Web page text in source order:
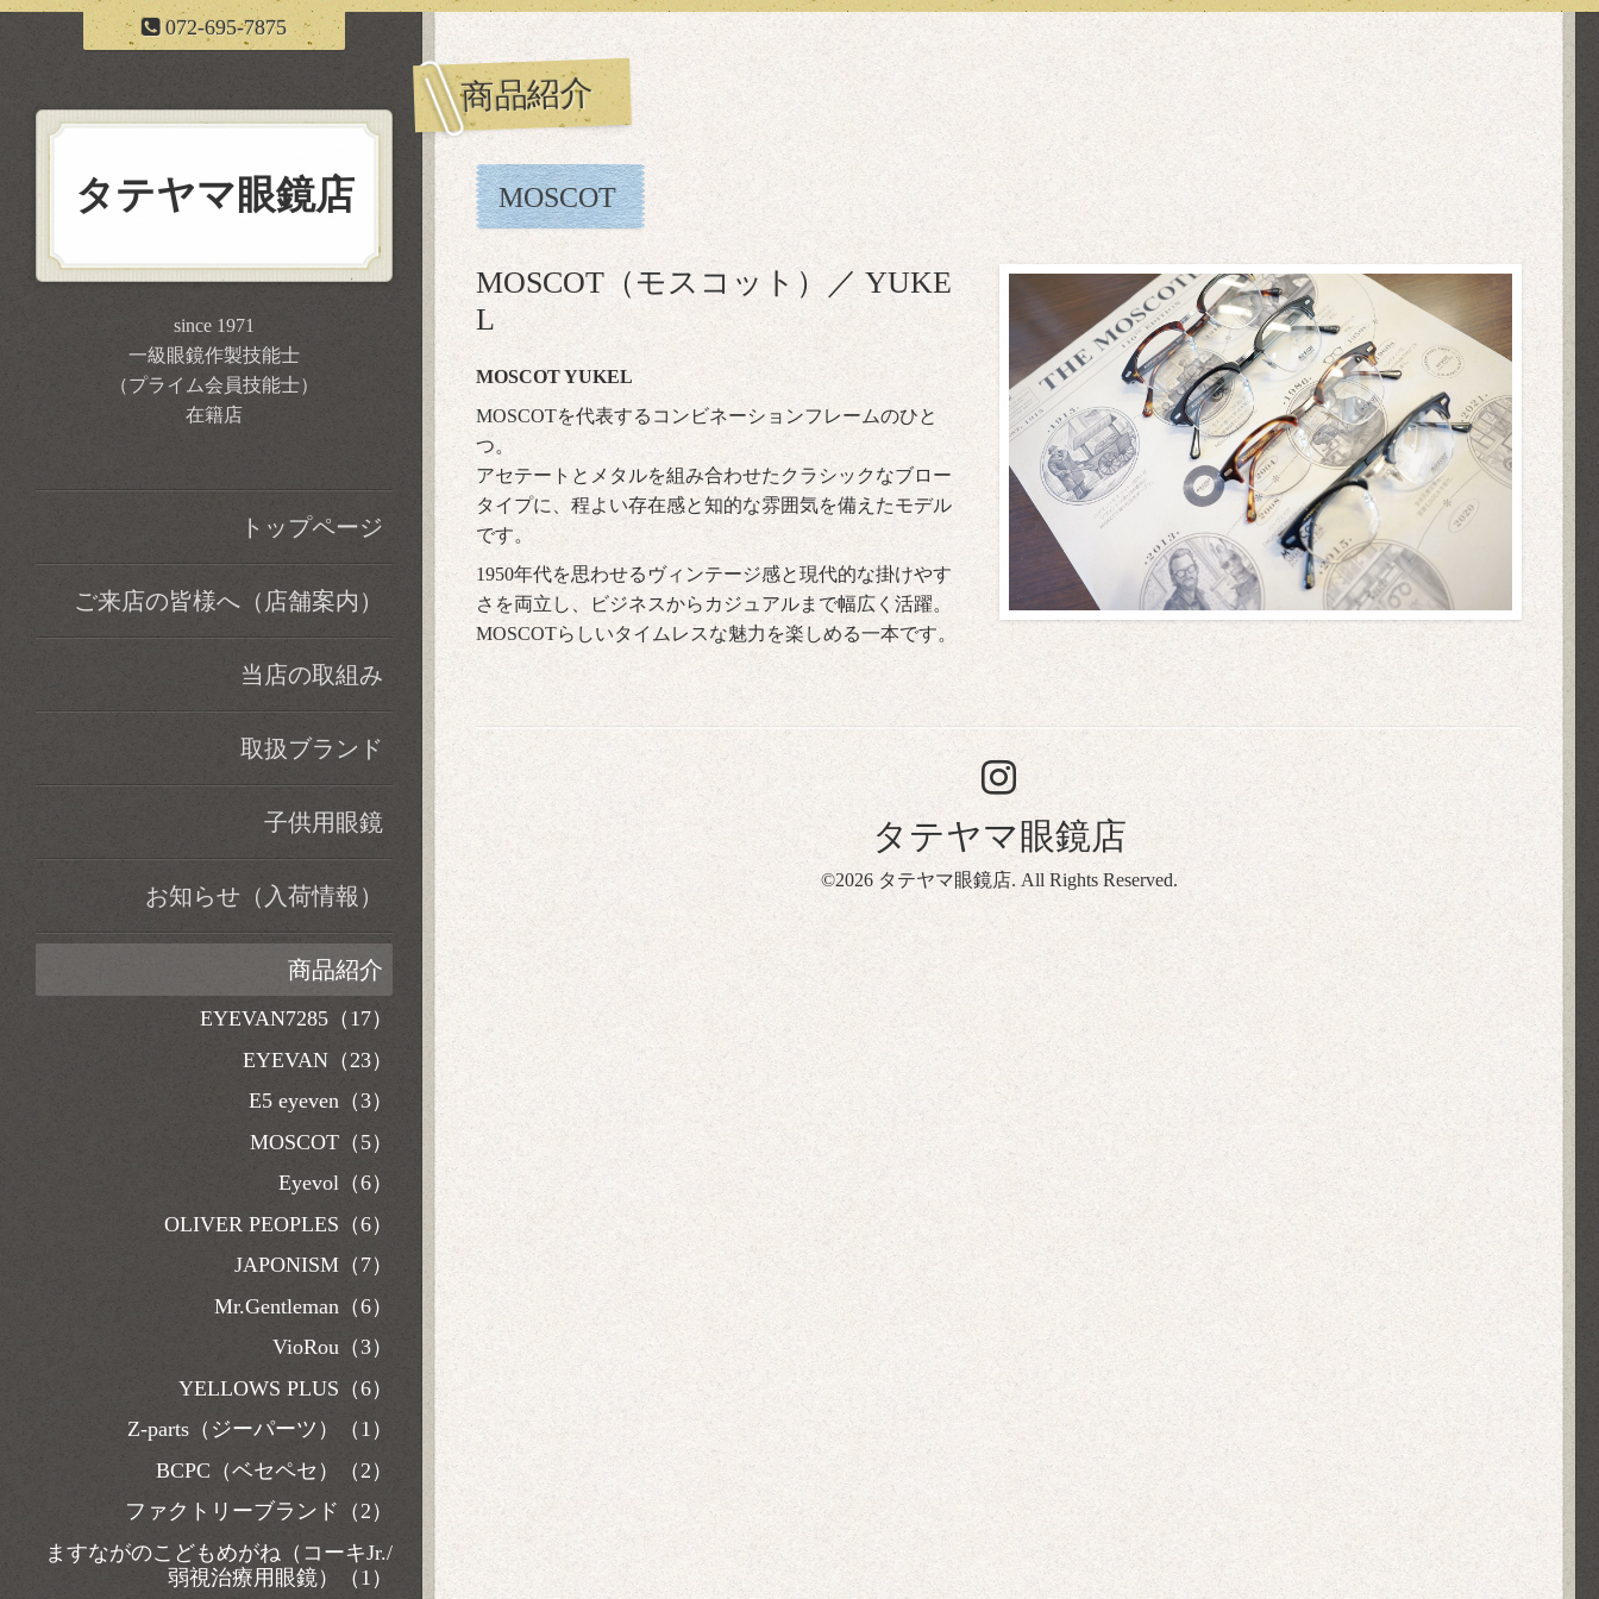
072-695-7875
商品紹介
MOSCOT
MOSCOT（モスコット）／ YUKE
L
MOSCOT YUKEL
MOSCOTを代表するコンビネーションフレームのひと
つ。
アセテートとメタルを組み合わせたクラシックなブロー
タイプに、程よい存在感と知的な雰囲気を備えたモデル
です。
1950年代を思わせるヴィンテージ感と現代的な掛けやす
さを両立し、ビジネスからカジュアルまで幅広く活躍。
MOSCOTらしいタイムレスな魅力を楽しめる一本です。
タテヤマ眼鏡店
©2026 タテヤマ眼鏡店. All Rights Reserved.
タテヤマ眼鏡店
since 1971
一級眼鏡作製技能士
（プライム会員技能士）
在籍店
トップページ
ご来店の皆様へ（店舗案内）
当店の取組み
取扱ブランド
子供用眼鏡
お知らせ（入荷情報）
商品紹介
EYEVAN7285（17）
EYEVAN（23）
E5 eyeven（3）
MOSCOT（5）
Eyevol（6）
OLIVER PEOPLES（6）
JAPONISM（7）
Mr.Gentleman（6）
VioRou（3）
YELLOWS PLUS（6）
Z-parts（ジーパーツ）（1）
BCPC（ベセペセ）（2）
ファクトリーブランド（2）
ますながのこどもめがね（コーキJr./
弱視治療用眼鏡）（1）